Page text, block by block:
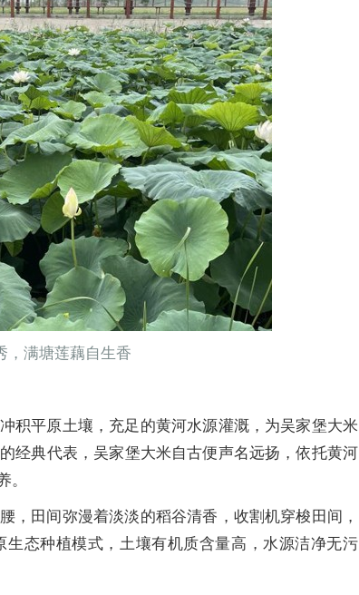
，满塘莲藕自生香
积平原土壤，充足的黄河水源灌溉，为吴家堡大米
经典代表，吴家堡大米自古便声名远扬，依托黄河
。
，田间弥漫着淡淡的稻谷清香，收割机穿梭田间，
态种植模式，土壤有机质含量高，水源洁净无污